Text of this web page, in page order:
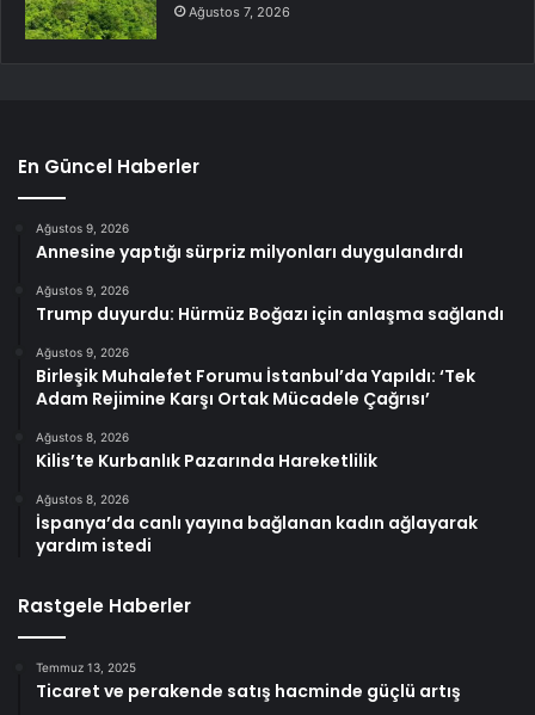
Ağustos 7, 2026
En Güncel Haberler
Ağustos 9, 2026
Annesine yaptığı sürpriz milyonları duygulandırdı
Ağustos 9, 2026
Trump duyurdu: Hürmüz Boğazı için anlaşma sağlandı
Ağustos 9, 2026
Birleşik Muhalefet Forumu İstanbul’da Yapıldı: ‘Tek
Adam Rejimine Karşı Ortak Mücadele Çağrısı’
Ağustos 8, 2026
Kilis’te Kurbanlık Pazarında Hareketlilik
Ağustos 8, 2026
İspanya’da canlı yayına bağlanan kadın ağlayarak
yardım istedi
Rastgele Haberler
Temmuz 13, 2025
Ticaret ve perakende satış hacminde güçlü artış